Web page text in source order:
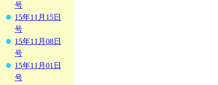
号
15年11月15日
号
15年11月08日
号
15年11月01日
号